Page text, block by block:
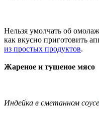
Нельзя умолчать об
как вкусно приготовить
из простых продуктов.
Жареное и тушеное мясо
Индейка в сметанном соусе